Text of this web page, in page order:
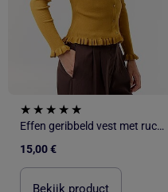
Effen geribbeld vest met ruchesafwerkingen
15,00 €
Bekijk product